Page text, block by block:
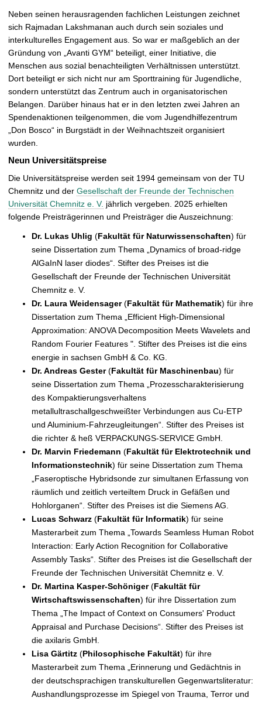
Neben seinen herausragenden fachlichen Leistungen zeichnet
sich Rajmadan Lakshmanan auch durch sein soziales und
interkulturelles Engagement aus. So war er maßgeblich an der
Gründung von „Avanti GYM“ beteiligt, einer Initiative, die
Menschen aus sozial benachteiligten Verhältnissen unterstützt.
Dort beteiligt er sich nicht nur am Sporttraining für Jugendliche,
sondern unterstützt das Zentrum auch in organisatorischen
Belangen. Darüber hinaus hat er in den letzten zwei Jahren an
Spendenaktionen teilgenommen, die vom Jugendhilfezentrum
„Don Bosco“ in Burgstädt in der Weihnachtszeit organisiert
wurden.
Neun Universitätspreise
Die Universitätspreise werden seit 1994 gemeinsam von der TU
Chemnitz und der Gesellschaft der Freunde der Technischen
Universität Chemnitz e. V. jährlich vergeben. 2025 erhielten
folgende Preisträgerinnen und Preisträger die Auszeichnung:
Dr. Lukas Uhlig (Fakultät für Naturwissenschaften) für
seine Dissertation zum Thema „Dynamics of broad-ridge
AlGaInN laser diodes“. Stifter des Preises ist die
Gesellschaft der Freunde der Technischen Universität
Chemnitz e. V.
Dr. Laura Weidensager(Fakultät für Mathematik) für ihre
Dissertation zum Thema „Efficient High-Dimensional
Approximation: ANOVA Decomposition Meets Wavelets and
Random Fourier Features ". Stifter des Preises ist die eins
energie in sachsen GmbH & Co. KG.
Dr. Andreas Gester(Fakultät für Maschinenbau) für
seine Dissertation zum Thema „Prozesscharakterisierung
des Kompaktierungsverhaltens
metallultraschallgeschweißter Verbindungen aus Cu-ETP
und Aluminium-Fahrzeugleitungen“. Stifter des Preises ist
die richter & heß VERPACKUNGS-SERVICE GmbH.
Dr. Marvin Friedemann (Fakultät für Elektrotechnik und
Informationstechnik) für seine Dissertation zum Thema
„Faseroptische Hybridsonde zur simultanen Erfassung von
räumlich und zeitlich verteiltem Druck in Gefäßen und
Hohlorganen“. Stifter des Preises ist die Siemens AG.
Lucas Schwarz (Fakultät für Informatik) für seine
Masterarbeit zum Thema „Towards Seamless Human Robot
Interaction: Early Action Recognition for Collaborative
Assembly Tasks“. Stifter des Preises ist die Gesellschaft der
Freunde der Technischen Universität Chemnitz e. V.
Dr. Martina Kasper-Schöniger(Fakultät für
Wirtschaftswissenschaften) für ihre Dissertation zum
Thema „The Impact of Context on Consumers' Product
Appraisal and Purchase Decisions“. Stifter des Preises ist
die axilaris GmbH.
Lisa Gärtitz (Philosophische Fakultät) für ihre
Masterarbeit zum Thema „Erinnerung und Gedächtnis in
der deutschsprachigen transkulturellen Gegenwartsliteratur:
Aushandlungsprozesse im Spiegel von Trauma, Terror und